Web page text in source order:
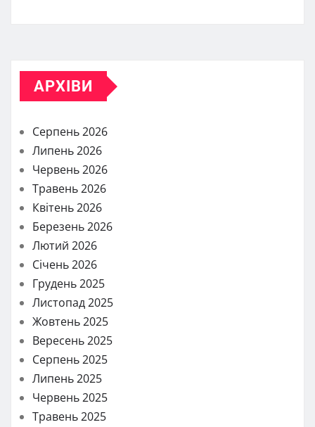
АРХІВИ
Серпень 2026
Липень 2026
Червень 2026
Травень 2026
Квітень 2026
Березень 2026
Лютий 2026
Січень 2026
Грудень 2025
Листопад 2025
Жовтень 2025
Вересень 2025
Серпень 2025
Липень 2025
Червень 2025
Травень 2025